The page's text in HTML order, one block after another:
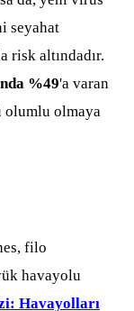
seyahat
risk altındadır.
%49'a varan
olumlu olmaya
filo
havayolu
Havayolları